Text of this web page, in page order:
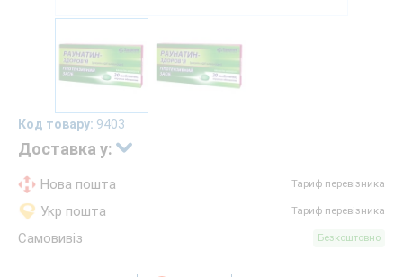
Код товару: 9403
Доставка у:
Нова пошта Тариф перевізника
Укр пошта Тариф перевізника
Самовивіз Безкоштовно